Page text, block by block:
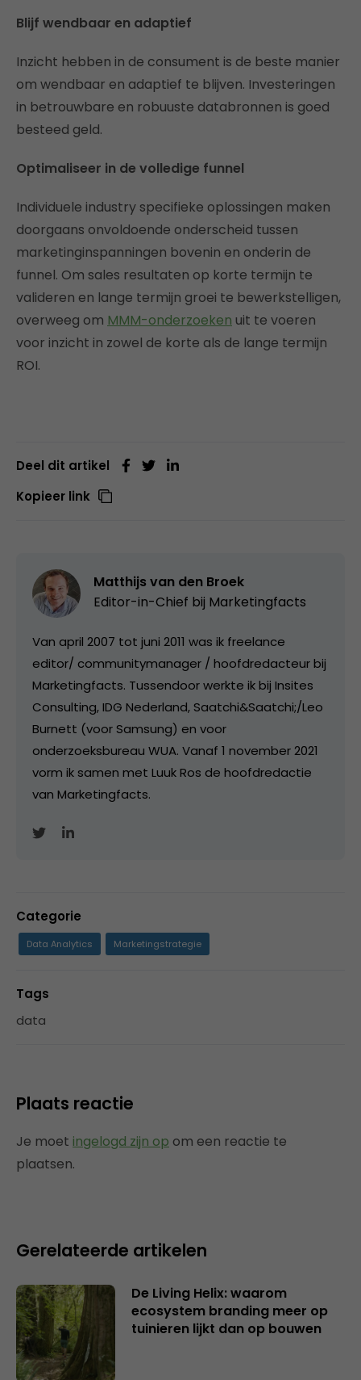
Blijf wendbaar en adaptief
Inzicht hebben in de consument is de beste manier
om wendbaar en adaptief te blijven. Investeringen
in betrouwbare en robuuste databronnen is goed
besteed geld.
Optimaliseer in de volledige funnel
Individuele industry specifieke oplossingen maken
doorgaans onvoldoende onderscheid tussen
marketinginspanningen bovenin en onderin de
funnel. Om sales resultaten op korte termijn te
valideren en lange termijn groei te bewerkstelligen,
overweeg om MMM-onderzoeken uit te voeren
voor inzicht in zowel de korte als de lange termijn
ROI.
Deel dit artikel
Kopieer link
Matthijs van den Broek
Editor-in-Chief bij Marketingfacts
Van april 2007 tot juni 2011 was ik freelance
editor/ communitymanager / hoofdredacteur bij
Marketingfacts. Tussendoor werkte ik bij Insites
Consulting, IDG Nederland, Saatchi&Saatchi;/Leo
Burnett (voor Samsung) en voor
onderzoeksbureau WUA. Vanaf 1 november 2021
vorm ik samen met Luuk Ros de hoofdredactie
van Marketingfacts.
Categorie
Data Analytics Marketingstrategie
Tags
data
Plaats reactie
Je moet ingelogd zijn op om een reactie te
plaatsen.
Gerelateerde artikelen
De Living Helix: waarom
ecosystem branding meer op
tuinieren lijkt dan op bouwen